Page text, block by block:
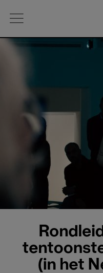
Open Menu
(in het